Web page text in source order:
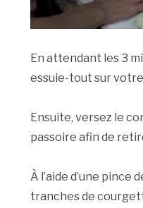
En attendant les 3
essuie-tout sur
Ensuite, versez le
passoire afin de
À l’aide d’une pince
tranches de